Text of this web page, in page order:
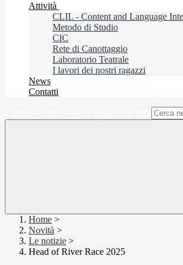
Attività
CLIL - Content and Language
Metodo di Studio
CIC
Rete di Canottaggio
Laboratorio Teatrale
I lavori dei nostri ragazzi
News
Contatti
Home >
Novità >
Le notizie >
Head of River Race 2025